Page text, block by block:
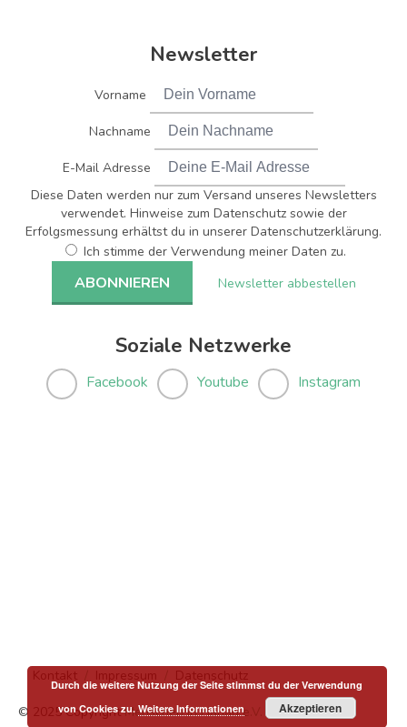
Newsletter
Vorname
Nachname
E-Mail Adresse
Diese Daten werden nur zum Versand unseres Newsletters
verwendet. Hinweise zum Datenschutz sowie der
Erfolgsmessung erhältst du in unserer Datenschutzerklärung.
Ich stimme der Verwendung meiner Daten zu.
Newsletter abbestellen
Soziale Netzwerke
Facebook Youtube Instagram
Kontakt Impressum Datenschutz
© 2025 CopyrightMenschen in Hanau e.V.
Durch die weitere Nutzung der Seite stimmst du der Verwendung
von Cookies zu.Weitere Informationen Akzeptieren